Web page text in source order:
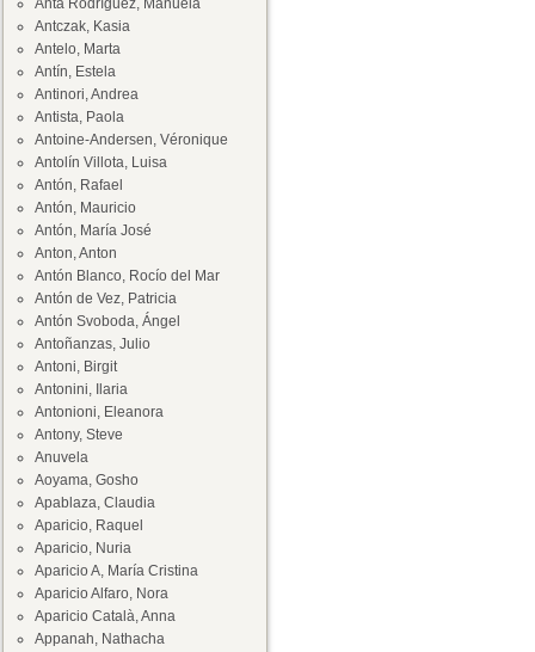
Anta Rodríguez, Manuela
Antczak, Kasia
Antelo, Marta
Antín, Estela
Antinori, Andrea
Antista, Paola
Antoine-Andersen, Véronique
Antolín Villota, Luisa
Antón, Rafael
Antón, Mauricio
Antón, María José
Anton, Anton
Antón Blanco, Rocío del Mar
Antón de Vez, Patricia
Antón Svoboda, Ángel
Antoñanzas, Julio
Antoni, Birgit
Antonini, Ilaria
Antonioni, Eleanora
Antony, Steve
Anuvela
Aoyama, Gosho
Apablaza, Claudia
Aparicio, Raquel
Aparicio, Nuria
Aparicio A, María Cristina
Aparicio Alfaro, Nora
Aparicio Català, Anna
Appanah, Nathacha